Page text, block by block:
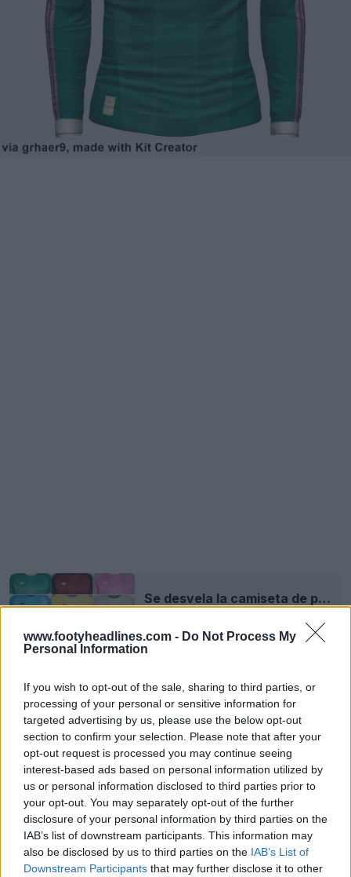
www.footyheadlines.com - Do Not Process My
Personal Information
If you wish to opt-out of the sale, sharing to third parties, or
processing of your personal or sensitive information for
targeted advertising by us, please use the below opt-out
section to confirm your selection. Please note that after your
opt-out request is processed you may continue seeing
interest-based ads based on personal information utilized by
us or personal information disclosed to third parties prior to
your opt-out. You may separately opt-out of the further
disclosure of your personal information by third parties on the
IAB’s list of downstream participants. This information may
also be disclosed by us to third parties on the IAB’s List of
Downstream Participants that may further disclose it to other
Se desvela la camiseta de portero Adidas Trefoil 2026 para el Mundial/26-27
13 de May de 2026
Echa un vistazo a todas las camisetas de Argentina en
Football Kit Archive
, fabricadas por Adidas. ¿Te gusta la camiseta de
portero de Argentina? Cuéntanoslo en los comentarios
de abajo.
Mostrar comentarios